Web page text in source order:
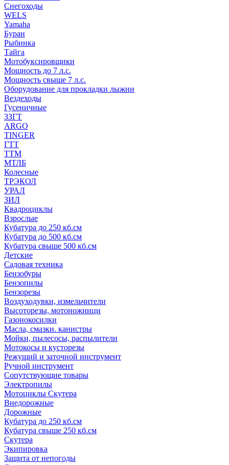
Снегоходы
WELS
Yamaha
Буран
Рыбинка
Тайга
Мотобуксировщики
Мощность до 7 л.с.
Мощность свыше 7 л.с.
Оборудование для прокладки лыжни
Вездеходы
Гусеничные
ЗЗГТ
ARGO
TINGER
ГТТ
ТТМ
МТЛБ
Колесные
ТРЭКОЛ
УРАЛ
ЗИЛ
Квадроциклы
Взрослые
Кубатура до 250 кб.см
Кубатура до 500 кб.см
Кубатура свыше 500 кб.см
Детские
Садовая техника
Бензобуры
Бензопилы
Бензорезы
Воздуходувки, измельчители
Высоторезы, мотоножници
Газонокосилки
Масла, смазки. канистры
Мойки, пылесосы, распылители
Мотокосы и кусторезы
Режущий и заточной инструмент
Ручной инструмент
Сопутствующие товары
Электропилы
Мотоциклы Скутера
Внедорожные
Дорожные
Кубатура до 250 кб.см
Кубатура свыше 250 кб.см
Скутера
Экипировка
Защита от непогоды